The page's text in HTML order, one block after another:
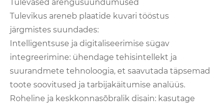
Tulevased arengusuundumused
Tulevikus areneb plaatide kuvari tööstus
järgmistes suundades:
Intelligentsuse ja digitaliseerimise sügav
integreerimine: ühendage tehisintellekt ja
suurandmete tehnoloogia, et saavutada täpsemad
toote soovitused ja tarbijakäitumise analüüs.
Roheline ja keskkonnasõbralik disain: kasutage